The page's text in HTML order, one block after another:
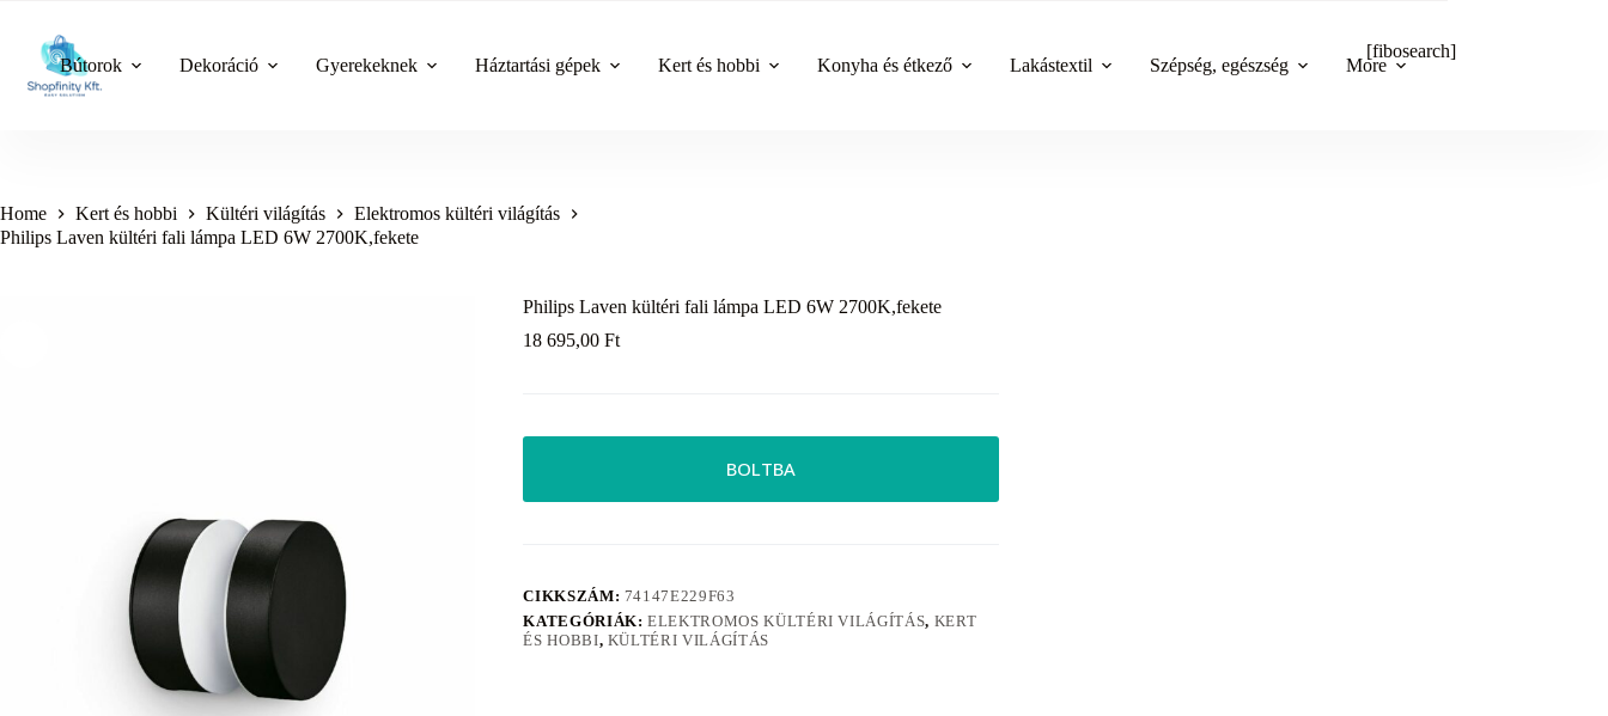
content
Bútorok Dekoráció Gyerekeknek Háztartási gépek Kert és hobbi Konyha és étkező Lakástextil Szépség, egészség More
[fibosearch]
Home Kert és hobbi Kültéri világítás
Elektromos kültéri világítás
Philips Laven kültéri fali lámpa LED 6W 2700K,fekete
Philips Laven kültéri fali lámpa LED 6W 2700K,fekete
18 695,00Ft
BOLTBA
CIKKSZÁM: 74147E229F63
KATEGÓRIÁK:ELEKTROMOS KÜLTÉRI VILÁGÍTÁS, KERT
ÉS HOBBI, KÜLTÉRI VILÁGÍTÁS